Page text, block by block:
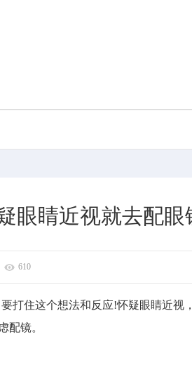
眼睛近视就去配眼
610
住这个想法和反应!怀疑眼睛近视
配镜。